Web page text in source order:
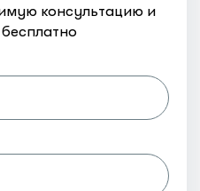
консультацию и